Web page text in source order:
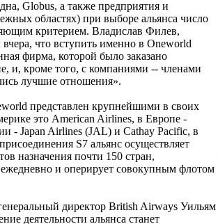
Globus, а также предприятия и
областях) при выборе альянса число
критерием. Владислав Филев,
что вступить именно в Oneworld
фирма, которой было заказано
и, кроме того, с компаниями -- членами
лучшие отношения».
представлен крупнейшими в своих
это American Airlines, в Европе -
- Japan Airlines (JAL) и Cathay Pacific, в
S7 альянс осуществляет
назначения почти 150 стран,
и оперирует совокупным флотом
директор British Airways Уильям
деятельности альянса станет